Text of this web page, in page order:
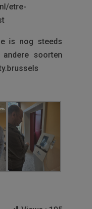
etre-
is nog steeds
soorten